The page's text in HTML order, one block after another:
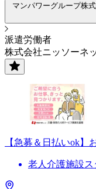
マンパワーグループ株
派遣労働者
株式会社ニッソーネ
【急募＆日払いok】
老人介護施設ス